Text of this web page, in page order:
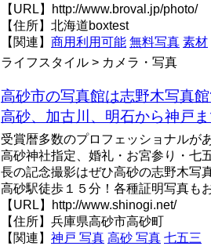
【URL】http://www.broval.jp/photo/
【住所】北海道boxtest
【関連】 商用利用可能 無料写真 素材
ライフスタイル > カメラ・写真
高砂市の写真館は志野木写真
高砂、加古川、明石から神戸
受賞暦多数のプロフェッショナルが
高砂神社指定、婚礼・お宮参り・七
長の記念撮影はぜひ高砂の志野木写
高砂駅徒歩１５分！各種証明写真も
【URL】http://www.shinogi.net/
【住所】兵庫県高砂市高砂町
【関連】 神戸 写真 高砂 写真 七五三